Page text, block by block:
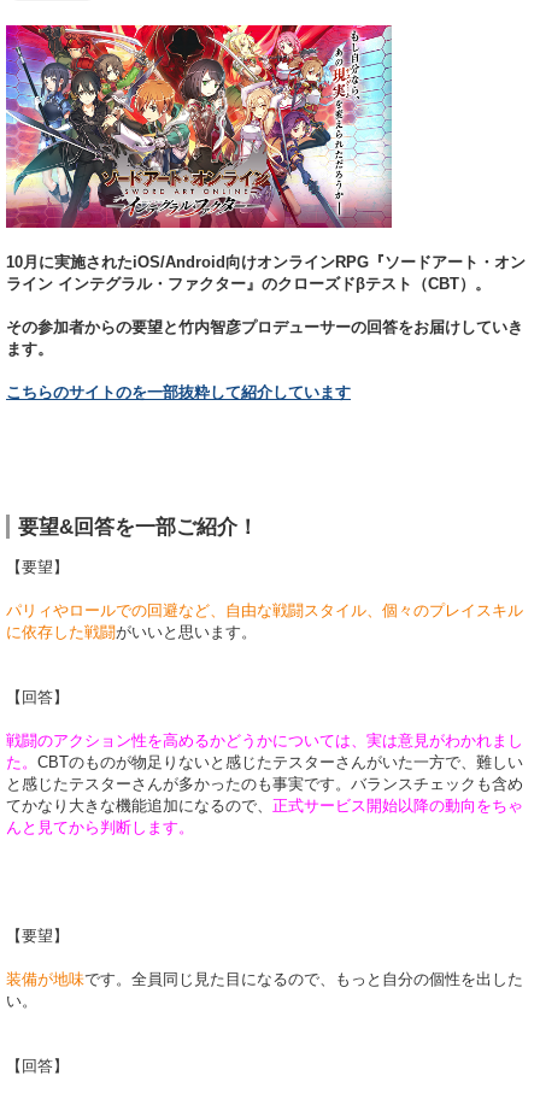
10月に実施されたiOS/Android向けオンラインRPG『ソードアート・オン
ライン インテグラル・ファクター』のクローズドβテスト（CBT）。
その参加者からの要望と竹内智彦プロデューサーの回答をお届けしていき
ます。
こちらのサイトのを一部抜粋して紹介しています
要望&回答を一部ご紹介！
【要望】
パリィやロールでの回避など、自由な戦闘スタイル、個々のプレイスキル
に依存した戦闘がいいと思います。
【回答】
戦闘のアクション性を高めるかどうかについては、実は意見がわかれまし
た。 CBTのものが物足りないと感じたテスターさんがいた一方で、難しい
と感じたテスターさんが多かったのも事実です。バランスチェックも含め
てかなり大きな機能追加になるので、 正式サービス開始以降の動向をちゃ
んと見てから判断します。
【要望】
装備が地味です。全員同じ見た目になるので、もっと自分の個性を出した
い。
【回答】